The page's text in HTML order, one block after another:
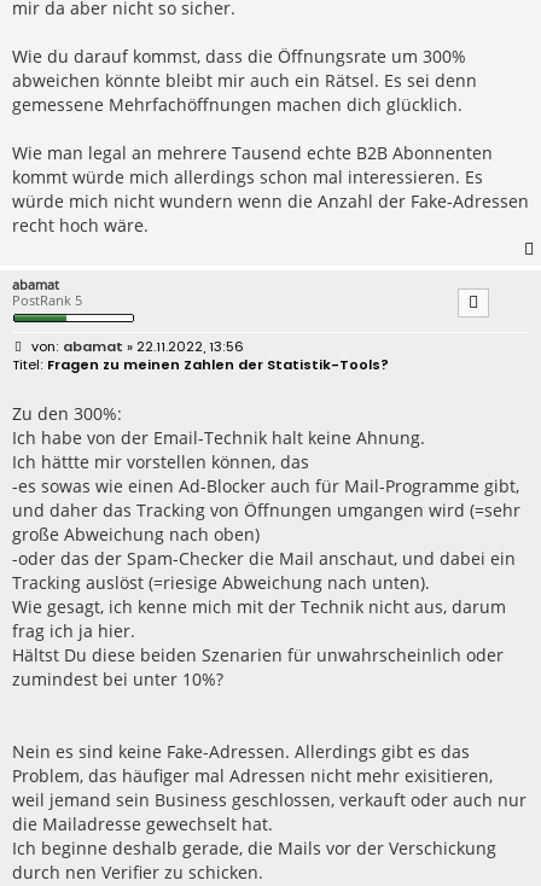
mir da aber nicht so sicher.
Wie du darauf kommst, dass die Öffnungsrate um 300%
abweichen könnte bleibt mir auch ein Rätsel. Es sei denn
gemessene Mehrfachöffnungen machen dich glücklich.
Wie man legal an mehrere Tausend echte B2B Abonnenten
kommt würde mich allerdings schon mal interessieren. Es
würde mich nicht wundern wenn die Anzahl der Fake-Adressen
recht hoch wäre.
abamat
PostRank 5
B
e
r
a
g
abamat » 22.11.2022, 13:56
Fragen zu meinen Zahlen der Statistik-Tools?
Zu den 300%:
Ich habe von der Email-Technik halt keine Ahnung.
Ich hättte mir vorstellen können, das
-es sowas wie einen Ad-Blocker auch für Mail-Programme gibt,
und daher das Tracking von Öffnungen umgangen wird (=sehr
große Abweichung nach oben)
-oder das der Spam-Checker die Mail anschaut, und dabei ein
Tracking auslöst (=riesige Abweichung nach unten).
Wie gesagt, ich kenne mich mit der Technik nicht aus, darum
frag ich ja hier.
Hältst Du diese beiden Szenarien für unwahrscheinlich oder
zumindest bei unter 10%?
Nein es sind keine Fake-Adressen. Allerdings gibt es das
Problem, das häufiger mal Adressen nicht mehr exisitieren,
weil jemand sein Business geschlossen, verkauft oder auch nur
die Mailadresse gewechselt hat.
Ich beginne deshalb gerade, die Mails vor der Verschickung
durch nen Verifier zu schicken.